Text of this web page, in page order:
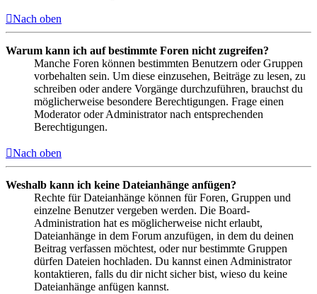
Nach oben
Warum kann ich auf bestimmte Foren nicht zugreifen?
Manche Foren können bestimmten Benutzern oder Gruppen
vorbehalten sein. Um diese einzusehen, Beiträge zu lesen, zu
schreiben oder andere Vorgänge durchzuführen, brauchst du
möglicherweise besondere Berechtigungen. Frage einen
Moderator oder Administrator nach entsprechenden
Berechtigungen.
Nach oben
Weshalb kann ich keine Dateianhänge anfügen?
Rechte für Dateianhänge können für Foren, Gruppen und
einzelne Benutzer vergeben werden. Die Board-
Administration hat es möglicherweise nicht erlaubt,
Dateianhänge in dem Forum anzufügen, in dem du deinen
Beitrag verfassen möchtest, oder nur bestimmte Gruppen
dürfen Dateien hochladen. Du kannst einen Administrator
kontaktieren, falls du dir nicht sicher bist, wieso du keine
Dateianhänge anfügen kannst.